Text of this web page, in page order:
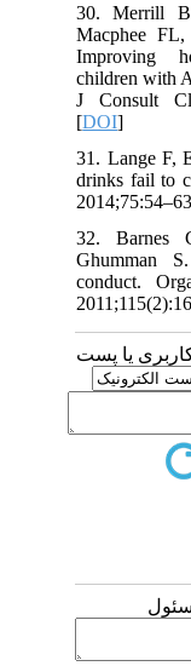
30. Merrill
Macphee
Improving
children
J Consult
[DOI
31. Lange F,
drinks fail to
32.
Ghumman
conduct.
یا پست